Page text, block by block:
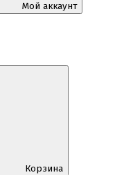
Мой аккаунт
Корзина